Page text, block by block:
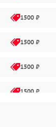
зарядкой и
1500 ₽
1500 ₽
1500 ₽
1500 ₽